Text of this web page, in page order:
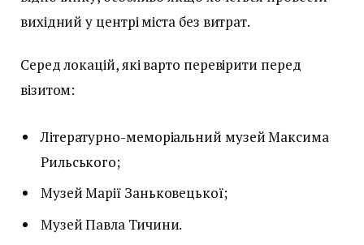
вихідний у центрі міста без витрат.
Серед локацій, які варто перевірити перед
візитом:
Літературно-меморіальний музей Максима
Рильського;
Музей Марії Заньковецької;
Музей Павла Тичини.